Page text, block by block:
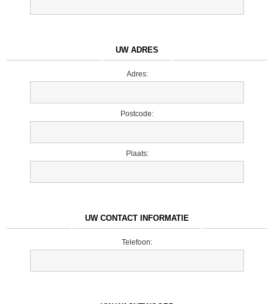
UW ADRES
Adres:
Postcode:
Plaats:
UW CONTACT INFORMATIE
Telefoon: